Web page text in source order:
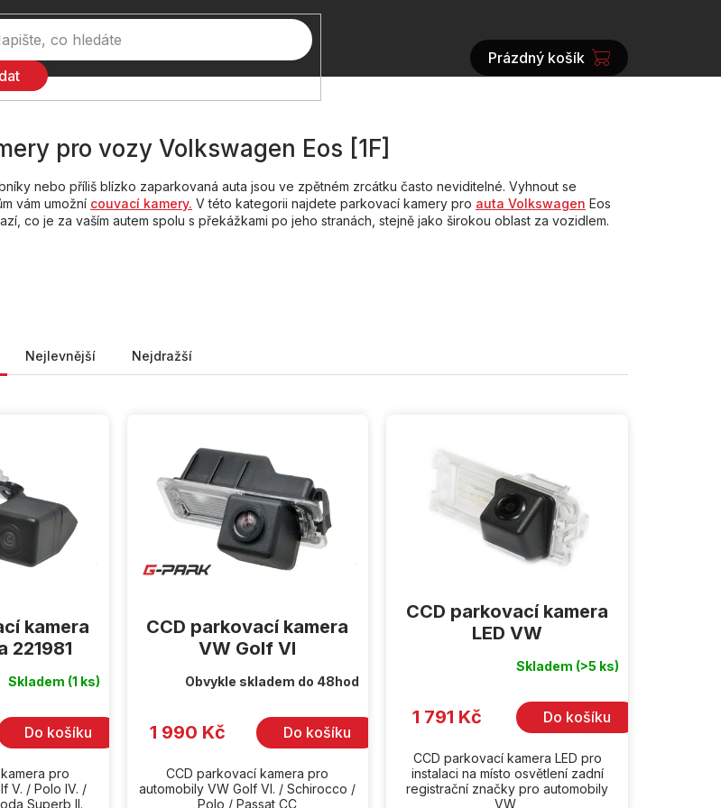
NÁKUPNÍ
Prázdný košík
pro vozy Volkswagen Eos [1F]
nebo příliš blízko zaparkovaná auta jsou ve zpětném zrcátku často neviditelné. Vyhnout se
vám umožní couvací kamery. V této kategorii najdete parkovací kamery pro auta Volkswagen Eos
co je za vaším autem spolu s překážkami po jeho stranách, stejně jako širokou oblast za vozidlem.
Nejlevnější Nejdražší
kamera
221981
Skladem (1 ks)
Do košíku
pro
V. / Polo IV. /
Superb II.
CCD parkovací kamera
VW Golf VI
Obvykle skladem do 48hod
1 990 Kč Do košíku
CCD parkovací kamera pro
automobily VW Golf VI. / Schirocco /
Polo / Passat CC
CCD parkovací kamera
LED VW
Skladem (>5 ks)
1 791 Kč Do košíku
CCD parkovací kamera LED pro
instalaci na místo osvětlení zadní
registrační značky pro automobily
VW